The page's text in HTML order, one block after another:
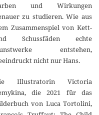
und Wirkungen
zu studieren. Wie aus
Zusammenspiel von Kett-
Schussfäden echte
entstehen,
nicht nur Hans.
Illustratorin Victoria
die 2021 für das
von Luca Tortolini,